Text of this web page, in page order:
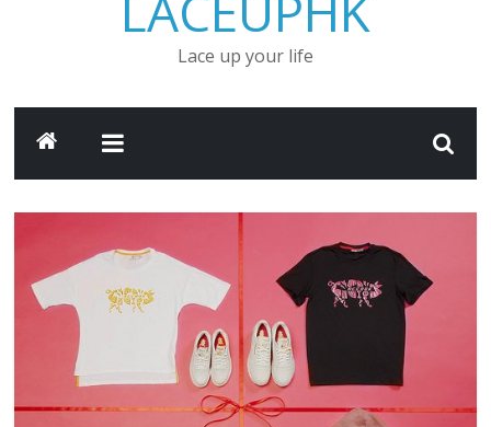
Lace up your life